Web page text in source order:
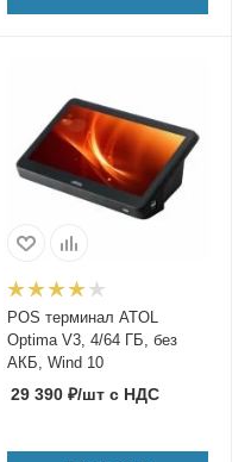
POS терминал ATOL
Optima V3, 4/64 ГБ, без
АКБ, Wind 10
29 390₽/штс НДС